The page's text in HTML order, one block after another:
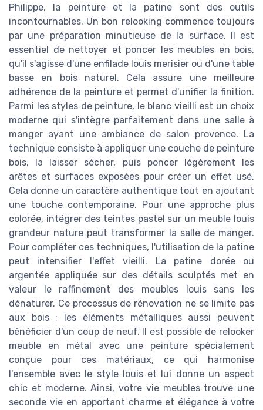
Philippe, la peinture et la patine sont des outils
incontournables. Un bon relooking commence toujours
par une préparation minutieuse de la surface. Il est
essentiel de nettoyer et poncer les meubles en bois,
qu'il s'agisse d'une enfilade louis merisier ou d'une table
basse en bois naturel. Cela assure une meilleure
adhérence de la peinture et permet d'unifier la finition.
Parmi les styles de peinture, le blanc vieilli est un choix
moderne qui s'intègre parfaitement dans une salle à
manger ayant une ambiance de salon provence. La
technique consiste à appliquer une couche de peinture
bois, la laisser sécher, puis poncer légèrement les
arêtes et surfaces exposées pour créer un effet usé.
Cela donne un caractère authentique tout en ajoutant
une touche contemporaine. Pour une approche plus
colorée, intégrer des teintes pastel sur un meuble louis
grandeur nature peut transformer la salle de manger.
Pour compléter ces techniques, l'utilisation de la patine
peut intensifier l'effet vieilli. La patine dorée ou
argentée appliquée sur des détails sculptés met en
valeur le raffinement des meubles louis sans les
dénaturer. Ce processus de rénovation ne se limite pas
aux bois ; les éléments métalliques aussi peuvent
bénéficier d'un coup de neuf. Il est possible de relooker
meuble en métal avec une peinture spécialement
conçue pour ces matériaux, ce qui harmonise
l'ensemble avec le style louis et lui donne un aspect
chic et moderne. Ainsi, votre vie meubles trouve une
seconde vie en apportant charme et élégance à votre